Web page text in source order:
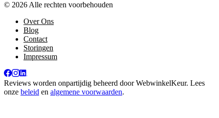
© 2026 Alle rechten voorbehouden
Over Ons
Blog
Contact
Storingen
Impressum
Reviews worden onpartijdig beheerd doorWebwinkelKeur. Lees
onze beleid en algemene voorwaarden.